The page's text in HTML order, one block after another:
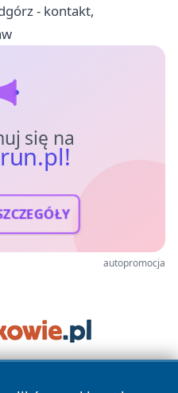
- kontakt,
się na
autopromocja